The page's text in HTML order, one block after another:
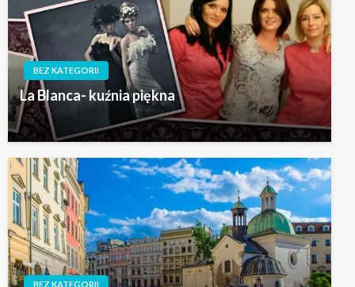
BEZ KATEGORII
La Blanca- kuźnia piękna
BEZ KATEGORII